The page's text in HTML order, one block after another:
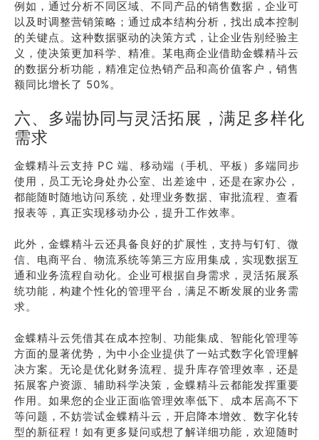
例如，通过分析不同区域、不同产品的销售数据，企业可
以及时调整营销策略；通过成本结构分析，找出成本控制
的关键点。这种数据驱动的决策方式，让企业告别经验主
义，使决策更加科学、精准。某电商企业借助金蝶精斗云
的数据分析功能，精准定位热销产品和高价值客户，销售
额同比增长了 50%。
六、多端协同与灵活拓展，满足多样化
需求
金蝶精斗云支持 PC 端、移动端（手机、平板）多端同步
使用，员工无论身处办公室、出差途中，还是在家办公，
都能随时随地访问系统，处理业务数据、审批流程、查看
报表等，真正实现移动办公，提升工作效率。
此外，金蝶精斗云还具备良好的扩展性，支持与钉钉、微
信、电商平台、物流系统等第三方应用集成，实现数据互
通和业务流程自动化。企业可根据自身需求，灵活拓展系
统功能，构建个性化的管理平台，满足不断发展的业务需
求。
金蝶精斗云凭借其在成本控制、功能集成、智能化管理等
方面的显著优势，为中小企业提供了一站式数字化管理解
决方案。无论是优化财务流程、提升库存管理效率，还是
拓展客户资源、辅助科学决策，金蝶精斗云都能发挥重要
作用。如果您的企业正面临管理效率低下、成本居高不下
等问题，不妨尝试金蝶精斗云，开启降本增效、数字化转
型的新征程！如有更多疑问或想了解详细功能，欢迎随时